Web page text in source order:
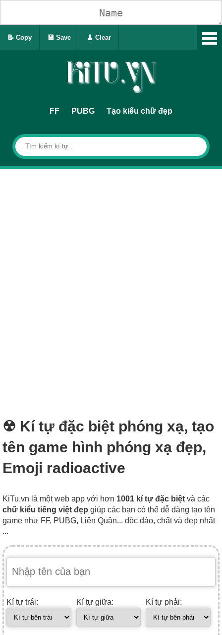
FF PUBG Tạo kiểu chữ đẹp
☢ Kí tự đặc biệt phóng xạ, tạo
tên game hình phóng xạ đẹp,
Emoji radioactive
KiTu.vn là một web app với hơn 1001 kí tự đặc biệt và các
chữ kiểu tiếng việt đẹp giúp các bạn có thể dễ dàng tạo tên
game như FF, PUBG, Liên Quân... độc đáo, chất và đẹp nhất
...
Kí tự trái: Kí tự giữa: Kí tự phải:
📝 Copy 💾 Save 🧹 Clear